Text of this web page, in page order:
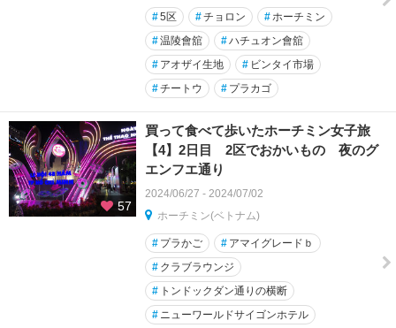
#5区 #チョロン # ホーチミン
#温陵會舘 #ハチュオン會舘
# アオザイ生地 # ビンタイ市場
#チートウ # プラカゴ
57
買って食べて歩いたホーチミン女子旅
【4】2日目 2区でおかいもの 夜のグ
エンフエ通り
2024/06/27 - 2024/07/02
ホーチミン(ベトナム)
# プラかご # アマイグレードｂ
# クラブラウンジ
# トンドックダン通りの横断
# ニューワールドサイゴンホテル